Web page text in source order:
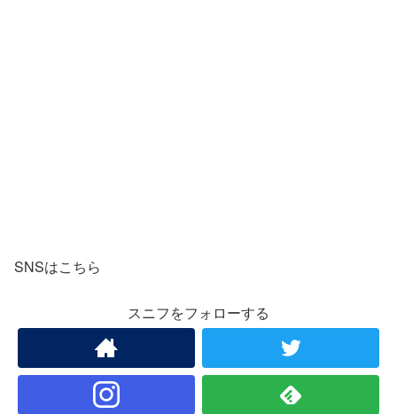
SNSはこちら
スニフをフォローする